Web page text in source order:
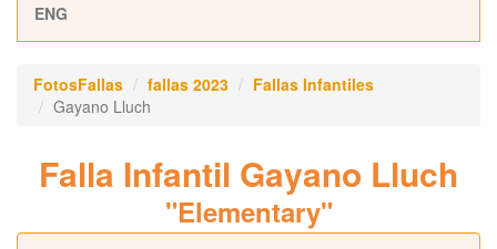
ENG
FotosFallas fallas 2023
Fallas Infantiles
Gayano Lluch
Falla Infantil Gayano Lluch
"Elementary"